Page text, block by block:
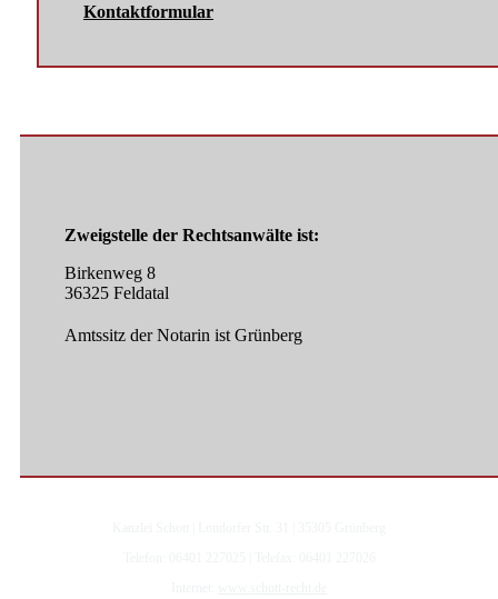
Kontaktformular
Zweigstelle der Rechtsanwälte ist:
Birkenweg 8
36325 Feldatal
Amtssitz der Notarin ist Grünberg